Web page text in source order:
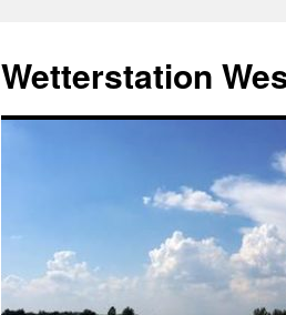
springen
Wetterstation